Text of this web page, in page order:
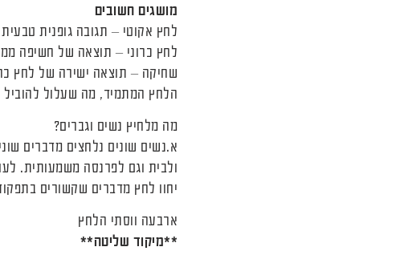
מושגים חשובים
לחץ אקוטי – תגובה גופנית
לחץ כרוני – תוצאה של חשיפה
שחיקה – תוצאה ישירה של לחץ
הלחץ המתמיד, מה שעלול להוביל
מה מלחיץ נשים וגברים?
א.נשים שונים נלחצים מדברים
ולבית וגם לפרנסה משמעותית.
יחוו לחץ מדברים שקשורים
ארבעה ווסתי הלחץ
**מיקוד שליטה**